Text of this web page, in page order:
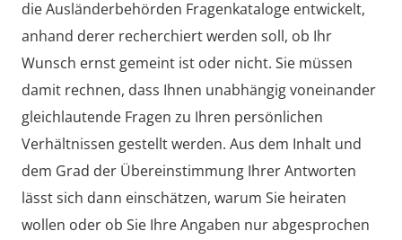
die Ausländerbehörden Fragenkataloge entwickelt,
anhand derer recherchiert werden soll, ob Ihr
Wunsch ernst gemeint ist oder nicht. Sie müssen
damit rechnen, dass Ihnen unabhängig voneinander
gleichlautende Fragen zu Ihren persönlichen
Verhältnissen gestellt werden. Aus dem Inhalt und
dem Grad der Übereinstimmung Ihrer Antworten
lässt sich dann einschätzen, warum Sie heiraten
wollen oder ob Sie Ihre Angaben nur abgesprochen